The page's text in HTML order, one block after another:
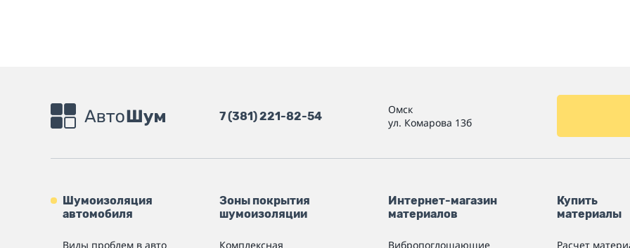
7 (381) 221-82-54
Омск
ул. Комарова 13б
Шумоизоляция
автомобиля
Виды проблем в авто
Зоны покрытия
шумоизоляции
Комплексная
Интернет-магазин
материалов
Вибропоглощающие
Купить
материалы
Расчет